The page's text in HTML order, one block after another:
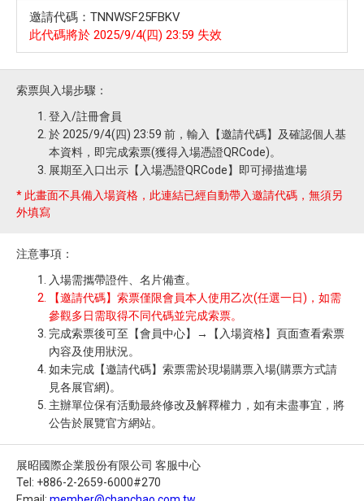
邀請代碼：TNNWSF25FBKV
此代碼將於 2025/9/4(四) 23:59 失效
索票與入場步驟：
登入/註冊會員
於 2025/9/4(四) 23:59 前，輸入【邀請代碼】及確認個人基
本資料，即完成索票(獲得入場憑證QRCode)。
展期至入口出示【入場憑證QRCode】即可掃描進場
* 此畫面不具備入場資格，此連結已經自動帶入邀請代碼，無須另
外填寫
注意事項：
入場需攜帶證件、名片備查。
【邀請代碼】索票僅限會員本人使用乙次(任選一日)，如需
參觀多日需取得不同代碼並完成索票。
完成索票後可至【會員中心】→【入場資格】頁面查看索票
內容及使用狀況。
如未完成【邀請代碼】索票需於現場購票入場(購票方式請
見各展官網)。
主辦單位保有活動最終修改及解釋權力，如有未盡事宜，將
公告於展覽官方網站。
展昭國際企業股份有限公司 客服中心
Tel: +886-2-2659-6000#270